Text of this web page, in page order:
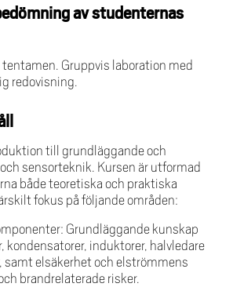
av studenternas
Gruppvis laboration med
redovisning.
till grundläggande och
sensorteknik. Kursen är utformad
både teoretiska och praktiska
fokus på följande områden:
Grundläggande kunskap
kondensatorer, induktorer, halvledare
samt elsäkerhet och elströmmens
brandrelaterade risker.